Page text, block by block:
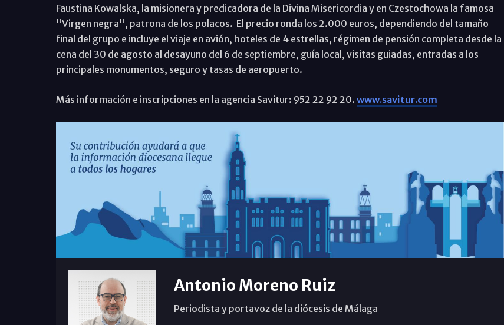
Faustina Kowalska, la misionera y predicadora de la Divina Misericordia y en Czestochowa la famosa
"Virgen negra", patrona de los polacos. El precio ronda los 2.000 euros, dependiendo del tamaño
final del grupo e incluye el viaje en avión, hoteles de 4 estrellas, régimen de pensión completa desde la
cena del 30 de agosto al desayuno del 6 de septiembre, guía local, visitas guiadas, entradas a los
principales monumentos, seguro y tasas de aeropuerto.
Más información e inscripciones en la agencia Savitur: 952 22 92 20. www.savitur.com
Antonio Moreno Ruiz
Periodista y portavoz de la diócesis de Málaga